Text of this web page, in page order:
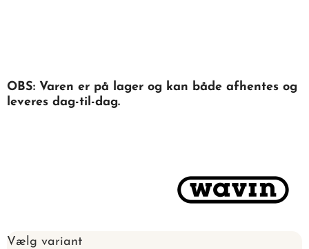
OBS: Varen er på lager og kan både afhentes og
leveres dag-til-dag.
Vælg variant